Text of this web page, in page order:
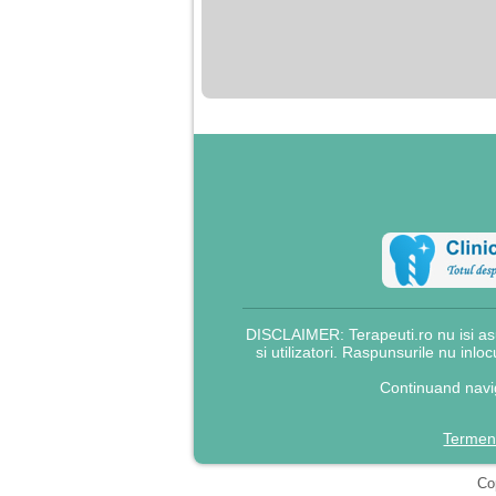
DISCLAIMER: Terapeuti.ro nu isi
Continuand